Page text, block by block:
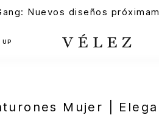
Nuevos diseños
UP
Mujer |